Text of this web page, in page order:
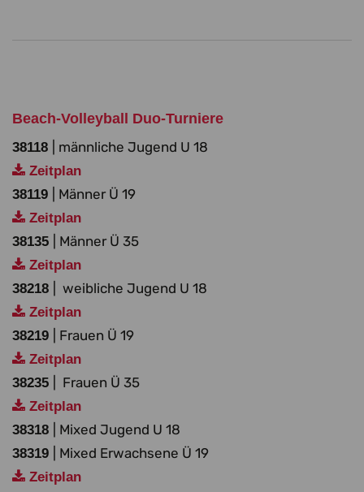
Beach-Volleyball Duo-Turniere
38118 | männliche Jugend U 18
Zeitplan
38119
| Männer Ü 19
Zeitplan
38135
| Männer Ü 35
Zeitplan
38218
| weibliche Jugend U 18
Zeitplan
38219
| Frauen Ü 19
Zeitplan
38235
| Frauen Ü 35
Zeitplan
38318
| Mixed Jugend U 18
38319 | Mixed Erwachsene Ü 19
Zeitplan